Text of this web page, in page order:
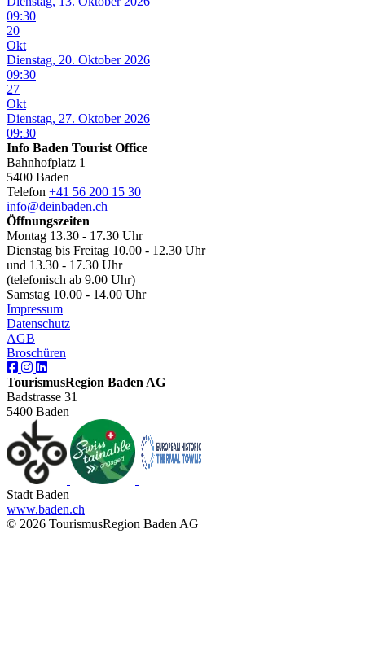
09:30
20
Okt
Dienstag, 20. Oktober 2026
09:30
27
Okt
Dienstag, 27. Oktober 2026
09:30
Info Baden Tourist Office
Bahnhofplatz 1
5400 Baden
Telefon +41 56 200 15 30
info@deinbaden.ch
Öffnungszeiten
Montag 13.30 - 17.30 Uhr
Dienstag bis Freitag 10.00 - 12.30 Uhr
und 13.30 - 17.30 Uhr
(telefonisch ab 9.00 Uhr)
Samstag 10.00 - 14.00 Uhr
Impressum
Datenschutz
AGB
Broschüren
TourismusRegion Baden AG
Badstrasse 31
5400 Baden
Stadt Baden
www.baden.ch
© 2026 TourismusRegion Baden AG